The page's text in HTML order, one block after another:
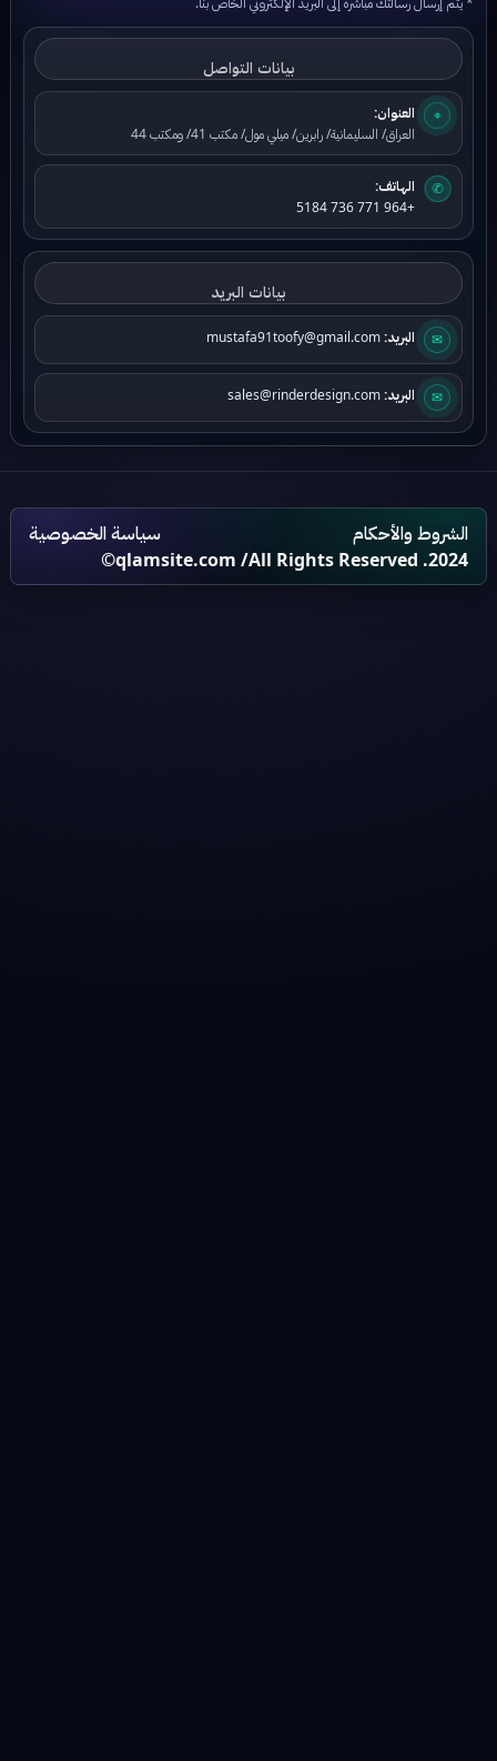
العراق/ السليمانية/ رابرين/ ميلي مول/ مكتب 41/ ومكتب 44
✆
الهاتف:
+964 771 736 5184
بيانات البريد
✉ البريد: sales@rinderdesign.com
الشروط والأحكام
سياسة الخصوصية